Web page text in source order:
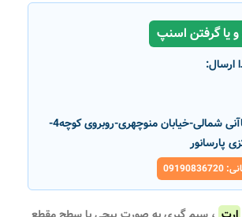
یا گرفتن اسنپ
ارسال:
خیابان قاآنی شمالی-خیابان منوچهری-روبروی کوچه4-